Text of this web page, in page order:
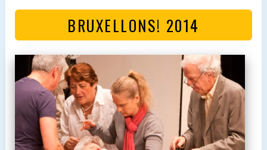
BRUXELLONS! 2014